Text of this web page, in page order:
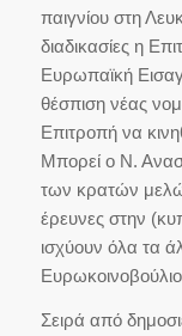
παιγνίου στη
διαδικασίες η
Ευρωπαϊκή
θέσπιση νέας
Επιτροπή να
Μπορεί ο Ν.
των κρατών
έρευνες στην
ισχύουν όλα τα
Σειρά από